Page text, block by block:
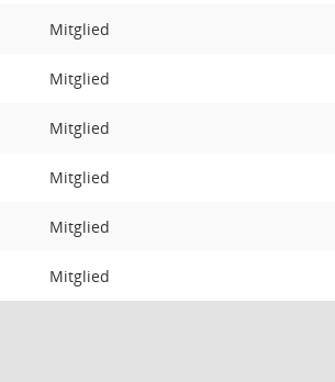
Mitglied
Mitglied
Mitglied
Mitglied
Mitglied
Mitglied